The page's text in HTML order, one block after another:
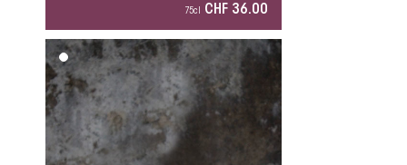
75cl CHF 36.00